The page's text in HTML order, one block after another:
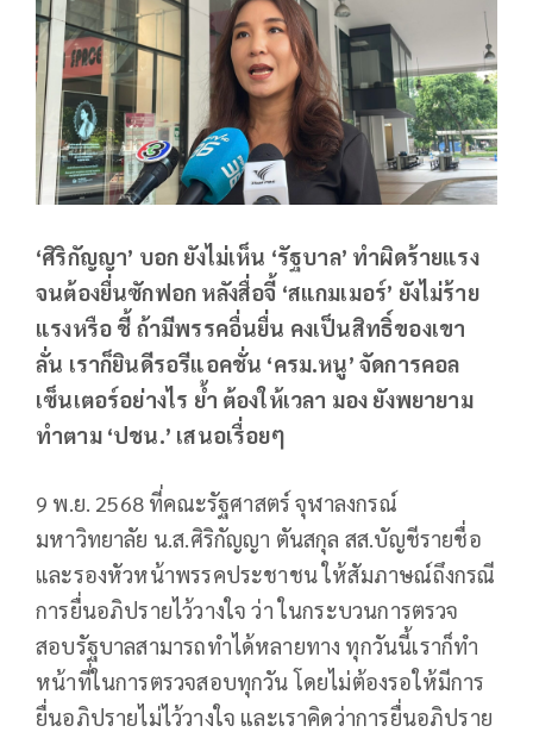
‘ศิริกัญญา’ บอก ยังไม่เห็น ‘รัฐบาล’ ทำผิดร้ายแรง
จนต้องยื่นซักฟอก หลังสื่อจี้ ‘สแกมเมอร์’ ยังไม่ร้าย
แรงหรือ ชี้ ถ้ามีพรรคอื่นยื่น คงเป็นสิทธิ์ของเขา
ลั่น เราก็ยินดีรอรีแอคชั่น ‘ครม.หนู’ จัดการคอล
เซ็นเตอร์อย่างไร ย้ำ ต้องให้เวลา มอง ยังพยายาม
ทำตาม ‘ปชน.’ เสนอเรื่อยๆ
9 พ.ย. 2568 ที่คณะรัฐศาสตร์ จุฬาลงกรณ์
มหาวิทยาลัย น.ส.ศิริกัญญา ตันสกุล สส.บัญชีรายชื่อ
และรองหัวหน้าพรรคประชาชน ให้สัมภาษณ์ถึงกรณี
การยื่นอภิปรายไว้วางใจ ว่า ในกระบวนการตรวจ
สอบรัฐบาลสามารถทำได้หลายทาง ทุกวันนี้เราก็ทำ
หน้าที่ในการตรวจสอบทุกวัน โดยไม่ต้องรอให้มีการ
ยื่นอภิปรายไม่ไว้วางใจ และเราคิดว่าการยื่นอภิปราย